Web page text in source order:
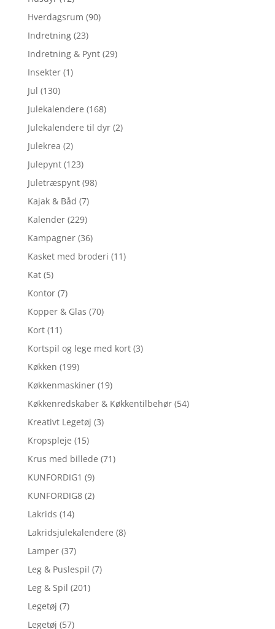
Hverdagsrum (90)
Indretning (23)
Indretning & Pynt (29)
Insekter (1)
Jul (130)
Julekalendere (168)
Julekalendere til dyr (2)
Julekrea (2)
Julepynt (123)
Juletræspynt (98)
Kajak & Båd (7)
Kalender (229)
Kampagner (36)
Kasket med broderi (11)
Kat (5)
Kontor (7)
Kopper & Glas (70)
Kort (11)
Kortspil og lege med kort (3)
Køkken (199)
Køkkenmaskiner (19)
Køkkenredskaber & Køkkentilbehør (54)
Kreativt Legetøj (3)
Kropspleje (15)
Krus med billede (71)
KUNFORDIG1 (9)
KUNFORDIG8 (2)
Lakrids (14)
Lakridsjulekalendere (8)
Lamper (37)
Leg & Puslespil (7)
Leg & Spil (201)
Legetøj (7)
Legetøj (57)